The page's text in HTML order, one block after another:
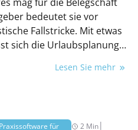
bedeutet sie vor
Fallstricke. Mit etwas
sich die Urlaubsplanung
Lesen Sie mehr
für
2 Min|